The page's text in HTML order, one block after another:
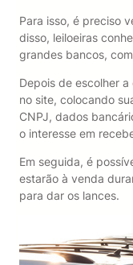
Para isso, é preciso
disso, leiloeiras
grandes bancos,
Depois de escolher
no site, colocando
CNPJ, dados
o interesse em
Em seguida, é
estarão à venda
para dar os lances.